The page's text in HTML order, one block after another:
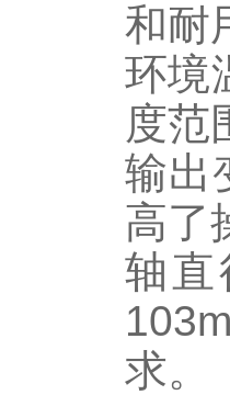
和耐
环境
度范
输出
高了
轴
求。